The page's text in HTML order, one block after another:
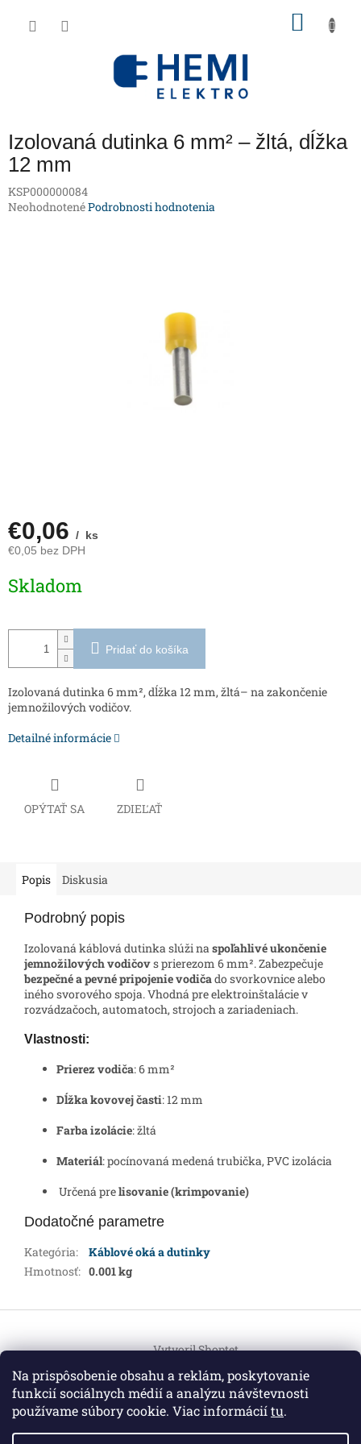
Na prispôsobenie obsahu a reklám, poskytovanie
funkcií sociálnych médií a analýzu návštevnosti
používame súbory cookie. Viac informáciítu.
Izolovaná dutinka 6 mm² – žltá, dĺžka
12 mm
KSP000000084
Priemerné
NeohodnotenéPodrobnosti hodnotenia
€0,06 / ks
€0,05 bez DPH
cena:
Skladom
Pridať do košíka
Izolovaná dutinka 6 mm², dĺžka 12 mm, žltá– na zakončenie
jemnožilových vodičov.
Detailné informácie
OPÝTAŤ SA ZDIEĽAŤ
Popis Diskusia
Podrobný popis
Izolovaná káblová dutinka slúži naspoľahlivé ukončenie
jemnožilových vodičovs prierezom 6 mm². Zabezpečuje
bezpečné a pevné pripojenie vodičado svorkovnice alebo
iného svorového spoja. Vhodná pre elektroinštalácie v
rozvádzačoch, automatoch, strojoch a zariadeniach.
Vlastnosti:
Prierez vodiča: 6 mm²
Dĺžka kovovej časti: 12 mm
Farba izolácie: žltá
Materiál: pocínovaná medená trubička, PVC izolácia
Určená prelisovanie (krimpovanie)
Dodatočné parametre
Kategória:
Káblové oká a dutinky
Hmotnosť: 0.001 kg
p
Vytvoril Shoptet
Copyright 2026HEMI Elektro. Všetky práva vyhradené.
Upraviť nastavenie cookies